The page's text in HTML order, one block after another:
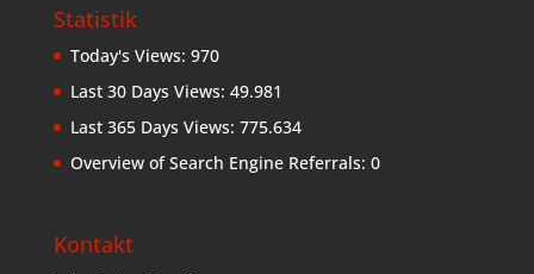
Statistik
Today's Views: 970
Last 30 Days Views: 49.981
Last 365 Days Views: 775.634
Overview of Search Engine Referrals: 0
Kontakt